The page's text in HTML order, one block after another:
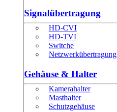
Signalübertragung
HD-CVI
HD-TVI
Switche
Netzwerkübertragung
Gehäuse & Halter
Kamerahalter
Masthalter
Schutzgehäuse